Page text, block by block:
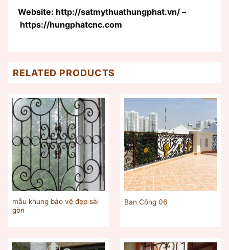
Website: http://satmythuathungphat.vn/ –
https://hungphatcnc.com
RELATED PRODUCTS
mẫu khung bảo vệ đẹp sài
gòn
Ban Công 06